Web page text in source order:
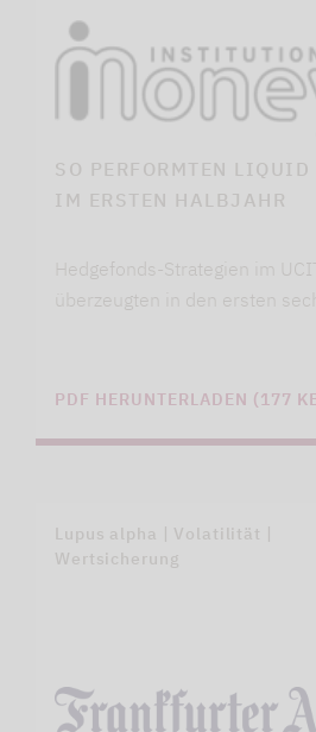
SO PERFORMTEN LIQUID
IM ERSTEN HALBJAHR
Hedgefonds-Strategien im
überzeugten in den ersten
PDF HERUNTERLADEN (177
Lupus alpha | Volatilität |
Wertsicherung